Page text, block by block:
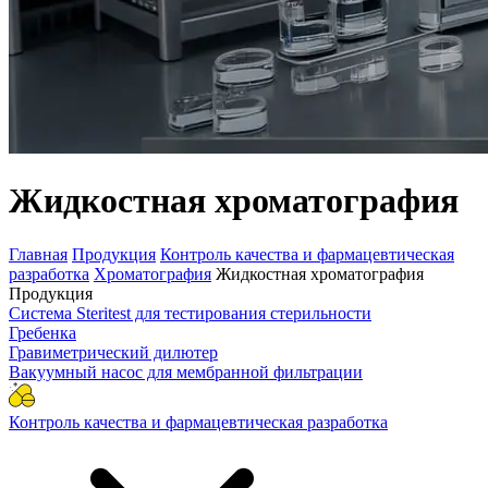
Жидкостная хроматография
Главная Продукция Контроль качества и фармацевтическая
разработка Хроматография Жидкостная хроматография
Продукция
Система Steritest для тестирования стерильности
Гребенка
Гравиметрический дилютер
Вакуумный насос для мембранной фильтрации
Контроль качества и фармацевтическая разработка